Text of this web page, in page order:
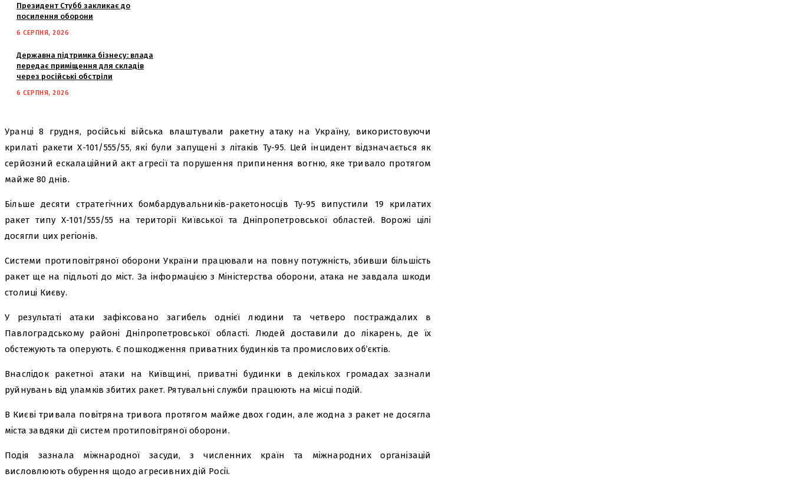
Президент Стубб закликає до
посилення оборони
6 СЕРПНЯ, 2026
Державна підтримка бізнесу: влада
передає приміщення для складів
через російські обстріли
6 СЕРПНЯ, 2026
Уранці 8 грудня, російські війська влаштували ракетну атаку на Україну, використовуючи
крилаті ракети Х-101/555/55, які були запущені з літаків Ту-95. Цей інцидент відзначається як
серйозний ескалаційний акт агресії та порушення припинення вогню, яке тривало протягом
майже 80 днів.
Більше десяти стратегічних бомбардувальників-ракетоносців Ту-95 випустили 19 крилатих
ракет типу Х-101/555/55 на території Київської та Дніпропетровської областей. Ворожі цілі
досягли цих регіонів.
Системи протиповітряної оборони України працювали на повну потужність, збивши більшість
ракет ще на підльоті до міст. За інформацією з Міністерства оборони, атака не завдала шкоди
столиці Києву.
У результаті атаки зафіксовано загибель однієї людини та четверо постраждалих в
Павлоградському районі Дніпропетровської області. Людей доставили до лікарень, де їх
обстежують та оперують. Є пошкодження приватних будинків та промислових об’єктів.
Внаслідок ракетної атаки на Київщині, приватні будинки в декількох громадах зазнали
руйнувань від уламків збитих ракет. Рятувальні служби працюють на місці подій.
В Києві тривала повітряна тривога протягом майже двох годин, але жодна з ракет не досягла
міста завдяки дії систем протиповітряної оборони.
Подія зазнала міжнародної засуди, з численних країн та міжнародних організацій
висловлюють обурення щодо агресивних дій Росії.